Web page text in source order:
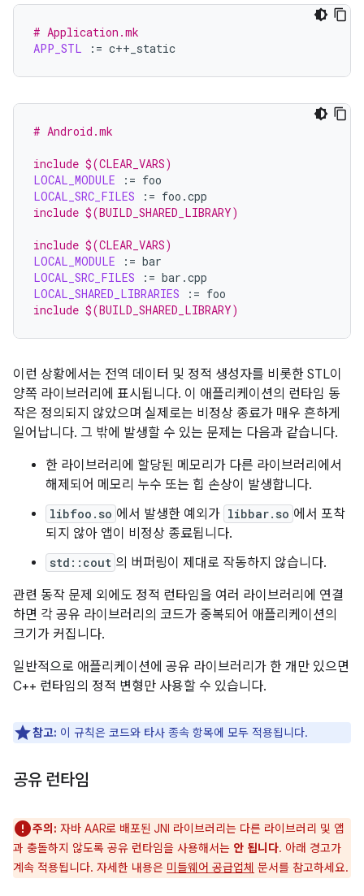
# Application.mk
APP_STL
:=
# Android.mk
include $(CLEAR_VARS)
LOCAL_MODULE
:=
LOCAL_SRC_FILES
:=
include $(BUILD_SHARED_LIBRARY)
include $(CLEAR_VARS)
LOCAL_MODULE
:=
LOCAL_SRC_FILES
:=
LOCAL_SHARED_LIBRARIES
:=
include $(BUILD_SHARED_LIBRARY)
이런 상황에서는 전역 데이터 및 정적 생성자를 비롯한 STL이
양쪽 라이브러리에 표시됩니다. 이 애플리케이션의 런타임 동
작은 정의되지 않았으며 실제로는 비정상 종료가 매우 흔하게
일어납니다. 그 밖에 발생할 수 있는 문제는 다음과 같습니다.
한 라이브러리에 할당된 메모리가 다른 라이브러리에서
해제되어 메모리 누수 또는 힙 손상이 발생합니다.
libfoo.so 에서 발생한 예외가 libbar.so 에서 포착
되지 않아 앱이 비정상 종료됩니다.
std::cout 의 버퍼링이 제대로 작동하지 않습니다.
관련 동작 문제 외에도 정적 런타임을 여러 라이브러리에 연결
하면 각 공유 라이브러리의 코드가 중복되어 애플리케이션의
크기가 커집니다.
일반적으로 애플리케이션에 공유 라이브러리가 한 개만 있으면
C++ 런타임의 정적 변형만 사용할 수 있습니다.
참고: 이 규칙은 코드와 타사 종속 항목에 모두 적용됩니다.
공유 런타임
주의: 자바 AAR로 배포된 JNI 라이브러리는 다른 라이브러리 및 앱
과 충돌하지 않도록 공유 런타임을 사용해서는 안 됩니다. 아래 경고가
계속 적용됩니다. 자세한 내용은 미들웨어 공급업체 문서를 참고하세요.